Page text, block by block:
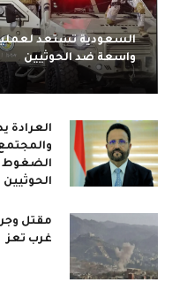
السعودية تستعد
واسعة ضد الحوثيين
العرادة
الضغوط
الحوثيين
غرب تعز